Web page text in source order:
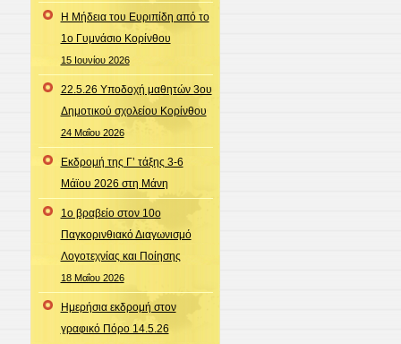
Η Μήδεια του Ευριπίδη από το
1ο Γυμνάσιο Κορίνθου
15 Ιουνίου 2026
22.5.26 Υποδοχή μαθητών 3ου
Δημοτικού σχολείου Κορίνθου
24 Μαΐου 2026
Εκδρομή της Γ’ τάξης 3-6
Μάϊου 2026 στη Μάνη
1ο βραβείο στον 10ο
Παγκορινθιακό Διαγωνισμό
Λογοτεχνίας και Ποίησης
18 Μαΐου 2026
Ημερήσια εκδρομή στον
γραφικό Πόρο 14.5.26